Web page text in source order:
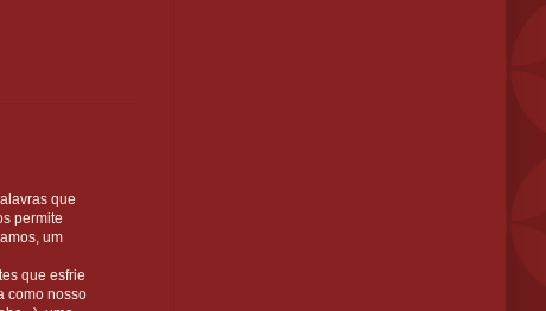
que
permite
um
que esfrie
como nosso